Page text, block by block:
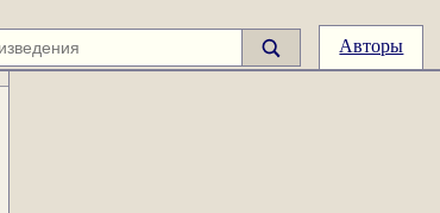
Авторы